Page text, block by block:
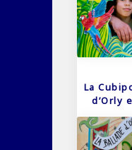
La
d’Orly